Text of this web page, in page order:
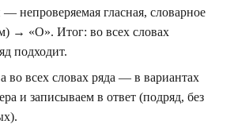
непроверяемая гласная, словарное
→ «О». Итог: во всех словах
подходит.
во всех словах ряда — в вариантах
и записываем в ответ (подряд, без